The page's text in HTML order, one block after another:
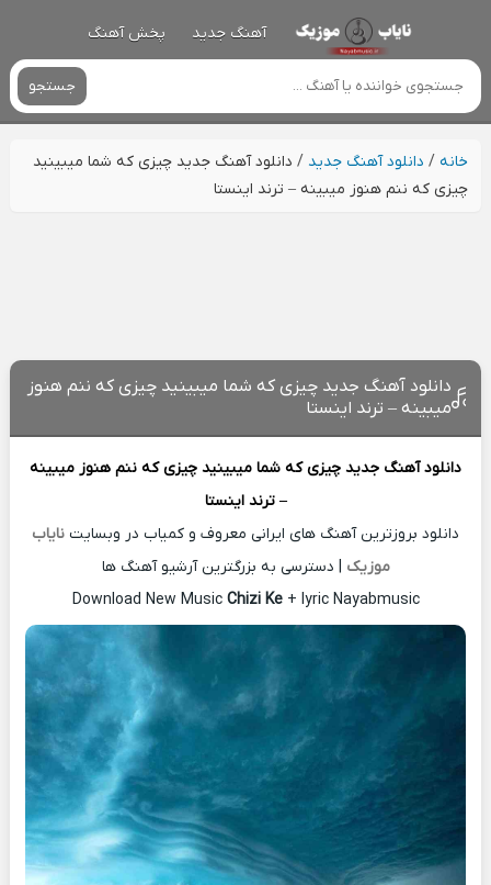
آهنگ جدید پخش آهنگ
جستجو
خانه/ دانلود آهنگ جدید / دانلود آهنگ جدید چیزی که شما میبینید
چیزی که ننم هنوز میبینه – ترند اینستا
دانلود آهنگ جدید چیزی که شما میبینید چیزی که ننم هنوز
میبینه – ترند اینستا
دانلود آهنگ جدید چیزی که شما میبینید چیزی که ننم هنوز میبینه
– ترند اینستا
دانلود بروزترین آهنگ های ایرانی معروف و کمیاب در وبسایت نایاب
موزیک | دسترسی به بزرگترین آرشیو آهنگ ها
Download New Music Chizi Ke+ lyric Nayabmusic